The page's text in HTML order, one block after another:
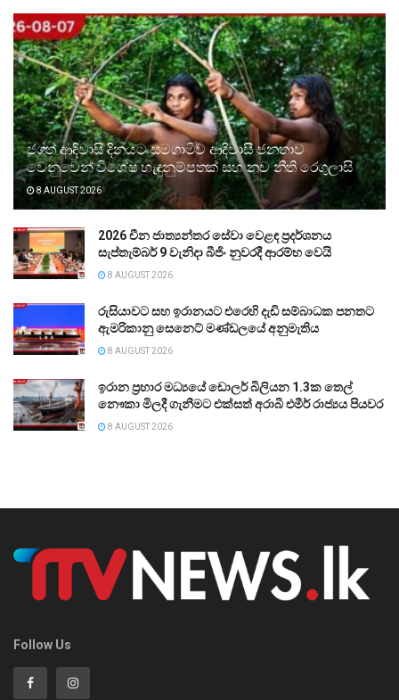
ජගත් ආදිවාසි දිනයට සමගාමීව ආදිවාසී ජනතාව
වෙනුවෙන් විශේෂ හැඳුනුම්පතක් සහ නව නීති රෙගුලාසි
8 AUGUST 2026
2026 චීන ජාත්‍යන්තර සේවා වෙළඳ ප්‍රදර්ශනය
සැප්තැම්බර් 9 වැනිදා බීජිං නුවරදී ආරම්භ වෙයි
8 AUGUST 2026
රුසියාවට සහ ඉරානයට එරෙහි දැඩි සම්බාධක පනතට
ඇමරිකානු සෙනෙට් මණ්ඩලයේ අනුමැතිය
8 AUGUST 2026
ඉරාන ප්‍රහාර මධ්‍යයේ ඩොලර් බිලියන 1.3ක තෙල්
නෞකා මිලදී ගැනීමට එක්සත් අරාබි එමීර් රාජ්‍යය පියවර
8 AUGUST 2026
Follow Us